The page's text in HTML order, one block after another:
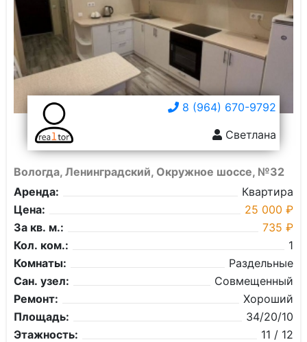
8 (964) 670-9792
Светлана
Вологда, Ленинградский, Окружное шоссе, №32
Аренда:
Квартира
Цена:
25 000 ₽
За кв. м.:
735 ₽
Кол. ком.:
1
Комнаты:
Раздельные
Сан. узел:
Совмещенный
Ремонт:
Хороший
Площадь:
34/20/10
Этажность:
11 / 12